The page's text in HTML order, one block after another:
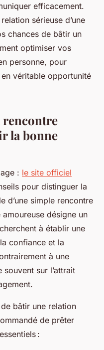
efficacement.
sérieuse d’une
chances de bâtir un
optimiser vos
personne, pour
véritable opportunité
rencontre
la bonne
: le site officiel
pour distinguer la
d’une simple rencontre
désigne un
à établir une
confiance et la
à une
sur l’attrait
bâtir une relation
de prêter
: